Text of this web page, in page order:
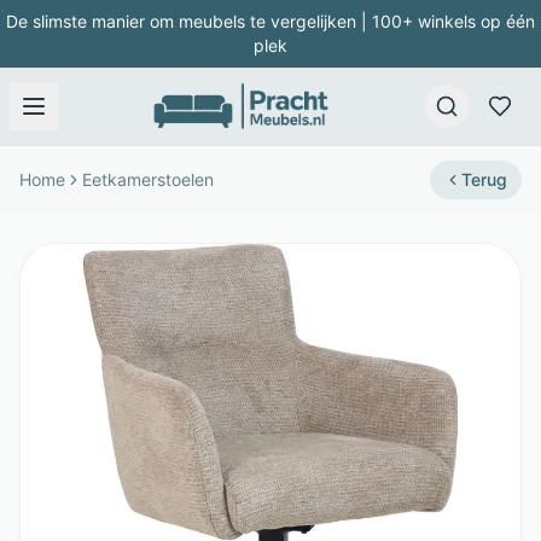
De slimste manier om meubels te vergelijken | 100+ winkels op één
plek
Home Eetkamerstoelen Terug